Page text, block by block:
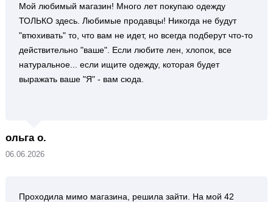
Мой любимый магазин! Много лет покупаю одежду
ТОЛЬКО здесь. Любимые продавцы! Никогда не будут
"втюхивать" то, что вам не идет, но всегда подберут что-то
действительно "ваше". Если любите лен, хлопок, все
натуральное... если ищите одежду, которая будет
выражать ваше "Я" - вам сюда.
ольга о.
06.06.2026
Проходила мимо магазина, решила зайти. На мой 42